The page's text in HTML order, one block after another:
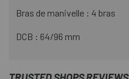
Bras de manivelle : 4 bras
DCB : 64/96 mm